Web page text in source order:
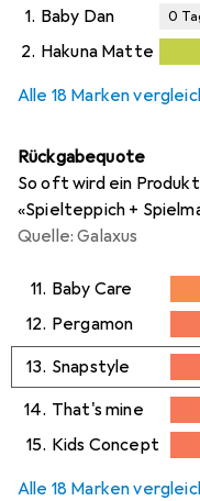
1. Baby Dan 0
2. Hakuna Matte
Alle 18 Marken
Rückgabequote
So oft wird ein
«Spielteppich +
Quelle: Galaxus
11. Baby Care
12. Pergamon
13. Snapstyle
14. That's mine
15. Kids Concept
Alle 18 Marken